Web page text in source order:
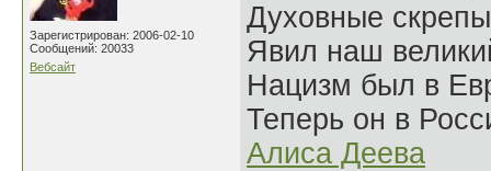
Зарегистрирован: 2006-02-10
Сообщений: 20033
Вебсайт
Духовные
Явил наш
Нацизм был в
Теперь он в
Алиса Деева